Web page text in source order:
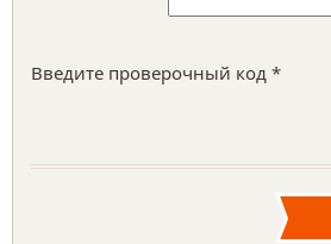
Введите проверочный код *